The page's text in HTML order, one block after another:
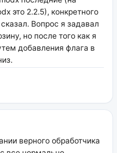
это 2.2.5), конкретного
Вопрос я задавал
но после того как я
добавления флага в
верного обработчика